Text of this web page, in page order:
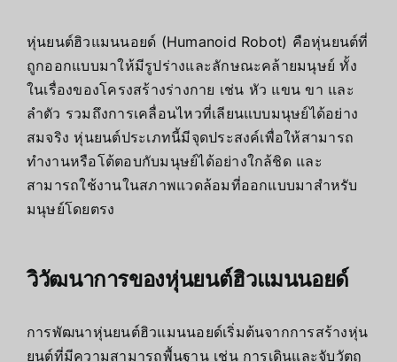
หุ่นยนต์ฮิวแมนนอยด์ (Humanoid Robot) คือหุ่นยนต์ที่
ถูกออกแบบมาให้มีรูปร่างและลักษณะคล้ายมนุษย์ ทั้ง
ในเรื่องของโครงสร้างร่างกาย เช่น หัว แขน ขา และ
ลำตัว รวมถึงการเคลื่อนไหวที่เลียนแบบมนุษย์ได้อย่าง
สมจริง หุ่นยนต์ประเภทนี้มีจุดประสงค์เพื่อให้สามารถ
ทำงานหรือโต้ตอบกับมนุษย์ได้อย่างใกล้ชิด และ
สามารถใช้งานในสภาพแวดล้อมที่ออกแบบมาสำหรับ
มนุษย์โดยตรง
วิวัฒนาการของหุ่นยนต์ฮิวแมนนอยด์
การพัฒนาหุ่นยนต์ฮิวแมนนอยด์เริ่มต้นจากการสร้างหุ่น
ยนต์ที่มีความสามารถพื้นฐาน เช่น การเดินและจับวัตถุ